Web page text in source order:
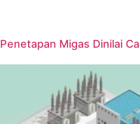
Migas Dinilai